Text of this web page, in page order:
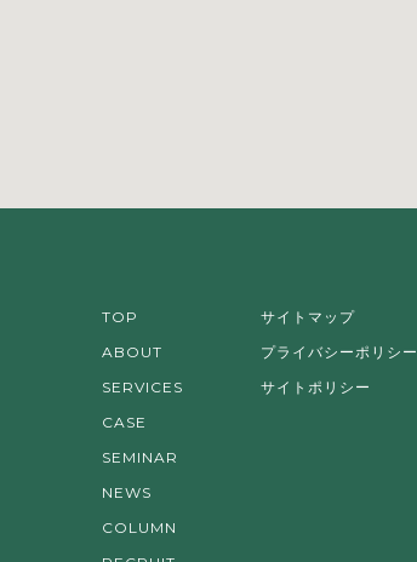
TOP
ABOUT
SERVICES
CASE
SEMINAR
NEWS
COLUMN
サイトマップ
プライバシーポリシー
サイトポリシー